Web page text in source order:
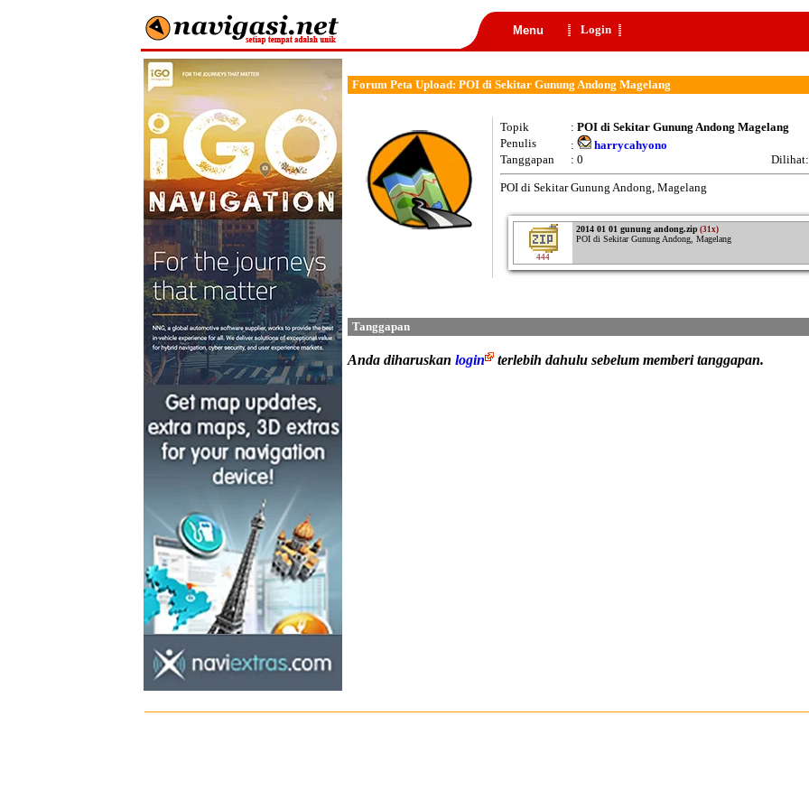
Menu Login
Forum Peta Upload: POI di Sekitar Gunung Andong Magelang
Topik : POI di Sekitar Gunung Andong Magelang
Penulis
: harrycahyono
Tanggapan
: 0
POI di Sekitar Gunung Andong, Magelang
444
2014 01 01 gunung andong.zip (31x)
POI di Sekitar Gunung Andong, Magelang
Tanggapan
Anda diharuskan login terlebih dahulu sebelum memberi tanggapan.